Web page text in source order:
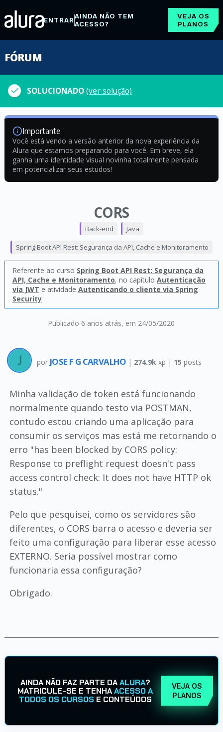
ENTRARAINDA NÃO TEM
ACESSO?
VEJA OS
PLANOS
FÓRUM
SOLUCIONADO(ver solução)
Importante
Você está vendo a versão anterior da nova experiência da
Alura que estamos preparando para você. Em breve, ela
ganha uma identidade visual novinha totalmente pensada
em potencializar seus estudos!
CORS
Publicado 6 anos atrás, em 24/05/2020
Back-end Java
Spring Boot API Rest: Segurança da API, Cache e Monitoramento
Referente ao curso Spring Boot API Rest: Segurança da
API, Cache e Monitoramento, no capítulo Autenticação
via JWT e atividade Autenticando o cliente via Spring
Security
por JOSE F G CARVALHO | 274.9k xp | 15 posts
Minha validação de token está funcionando
normalmente quando testo via POSTMAN,
contudo estou criando uma aplicação para
consumir os serviços mas está me retornando o
erro "has been blocked by CORS policy:
Response to preflight request doesn't pass
access control check: It does not have HTTP ok
status."
Pelo que pesquisei, como os servidores são
diferentes, o CORS barra o acesso e deveria ser
feito uma configuração para liberar esse acesso
EXTERNO. Seria possível mostrar como
funcionaria essa configuração?
Obrigado.
AINDA NÃO FAZ PARTE DAALURA?
MATRICULE-SE E TENHAACESSO A
TODOS OS CURSOS E CONTEÚDOS
VEJA OS
PLANOS